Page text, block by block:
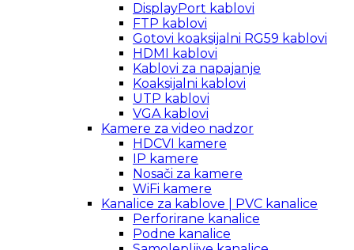
DisplayPort kablovi
FTP kablovi
Gotovi koaksijalni RG59 kablovi
HDMI kablovi
Kablovi za napajanje
Koaksijalni kablovi
UTP kablovi
VGA kablovi
Kamere za video nadzor
HDCVI kamere
IP kamere
Nosači za kamere
WiFi kamere
Kanalice za kablove | PVC kanalice
Perforirane kanalice
Podne kanalice